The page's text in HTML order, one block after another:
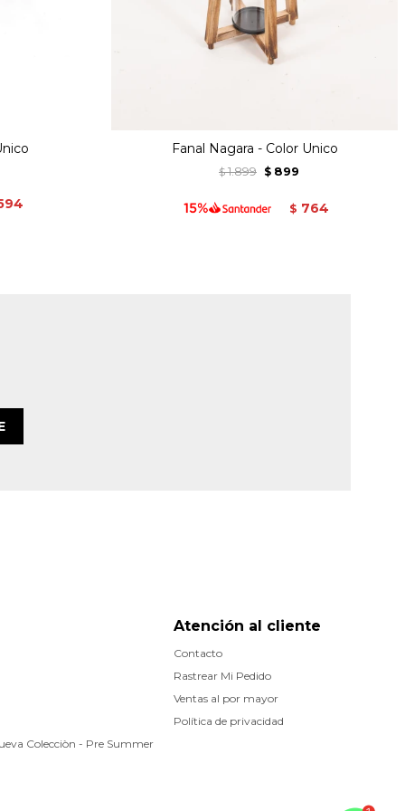
Fanal Nagara - Color Unico
$ 1.899 $ 899
$ 764
Atención al cliente
Contacto
Rastrear Mi Pedido
Ventas al por mayor
Política de privacidad
Colecciòn - Pre Summer